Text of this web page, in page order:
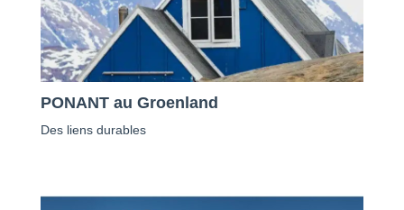
PONANT au Groenland
Des liens durables